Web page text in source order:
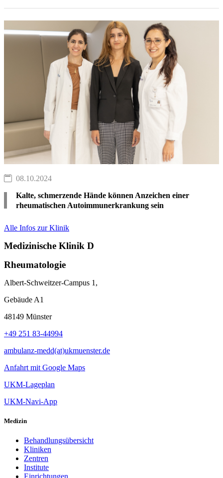
08.10.2024
Kalte, schmerzende Hände können Anzeichen einer
rheumatischen Autoimmunerkrankung sein
Alle Infos zur Klinik
Medizinische Klinik D
Rheumatologie
Albert-Schweitzer-Campus 1,
Gebäude A1
48149 Münster
+49 251 83-44994
ambulanz-medd(at)ukmuenster.de
Anfahrt mit Google Maps
UKM-Lageplan
UKM-Navi-App
Medizin
Behandlungsübersicht
Kliniken
Zentren
Institute
Einrichtungen